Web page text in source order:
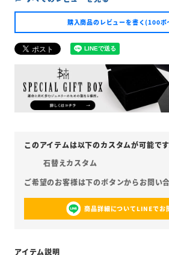
購入商品のレビューを書く(100ポ
石替えカスタム
商品詳細についてLINEでお